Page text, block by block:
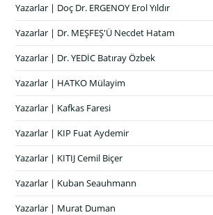
Yazarlar | Doç Dr. ERGENOY Erol Yıldır
Yazarlar | Dr. MEŞFEŞ'Ü Necdet Hatam
Yazarlar | Dr. YEDİC Batıray Özbek
Yazarlar | HATKO Mülayim
Yazarlar | Kafkas Faresi
Yazarlar | KIP Fuat Aydemir
Yazarlar | KITIJ Cemil Biçer
Yazarlar | Kuban Seauhmann
Yazarlar | Murat Duman